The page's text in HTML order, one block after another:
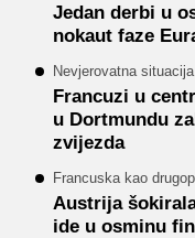
Jedan derbi u
nokaut faze
Nevjerovatna situacija
Francuzi u
u Dortmundu
zvijezda
Francuska kao
Austrija
ide u osminu